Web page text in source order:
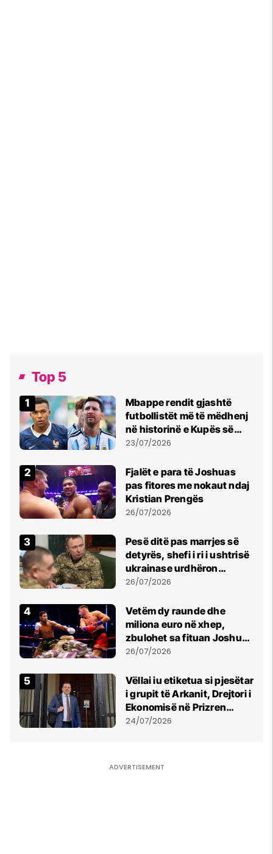
Top 5
Mbappe rendit gjashtë
futbollistët më të mëdhenj
në historinë e Kupës së
Botës, Messi mbetet i dyti
23/07/2026
Fjalët e para të Joshuas
pas fitores me nokaut ndaj
Kristian Prengës
26/07/2026
Pesë ditë pas marrjes së
detyrës, shefi i ri i ushtrisë
ukrainase urdhëron
kontroll të madh
26/07/2026
Vetëm dy raunde dhe
miliona euro në xhep,
zbulohet sa fituan Joshua
e Prenga
26/07/2026
Vëllai iu etiketua si pjesëtar
i grupit të Arkanit, Drejtori i
Ekonomisë në Prizren
mohon pretendimet
24/07/2026